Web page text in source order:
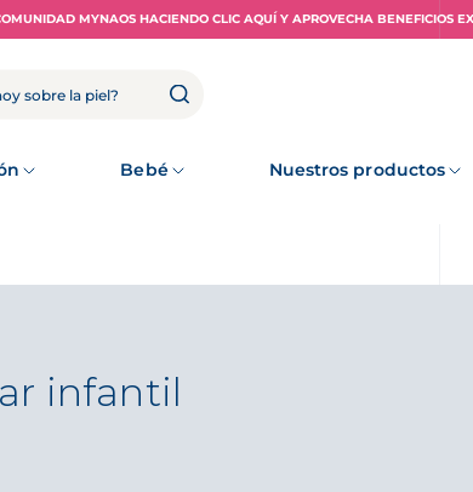
MYNAOS HACIENDO CLIC AQUÍ Y APROVECHA BENEFICIOS
Bebé Nuestros productos
infantil